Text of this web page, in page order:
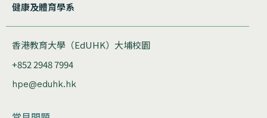
健康及體育學系
香港教育大學（EdUHK）大埔校園
+852 2948 7994
hpe@eduhk.hk